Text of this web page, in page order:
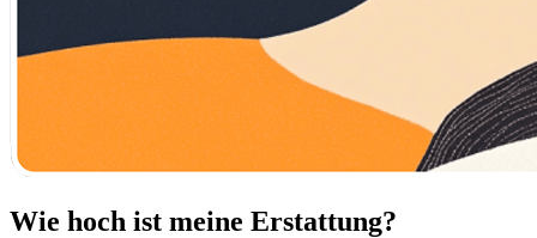
Wie hoch ist meine Erstattung?